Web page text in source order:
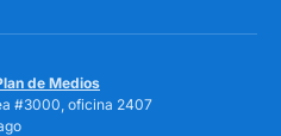
de Medios
#3000, oficina 2407